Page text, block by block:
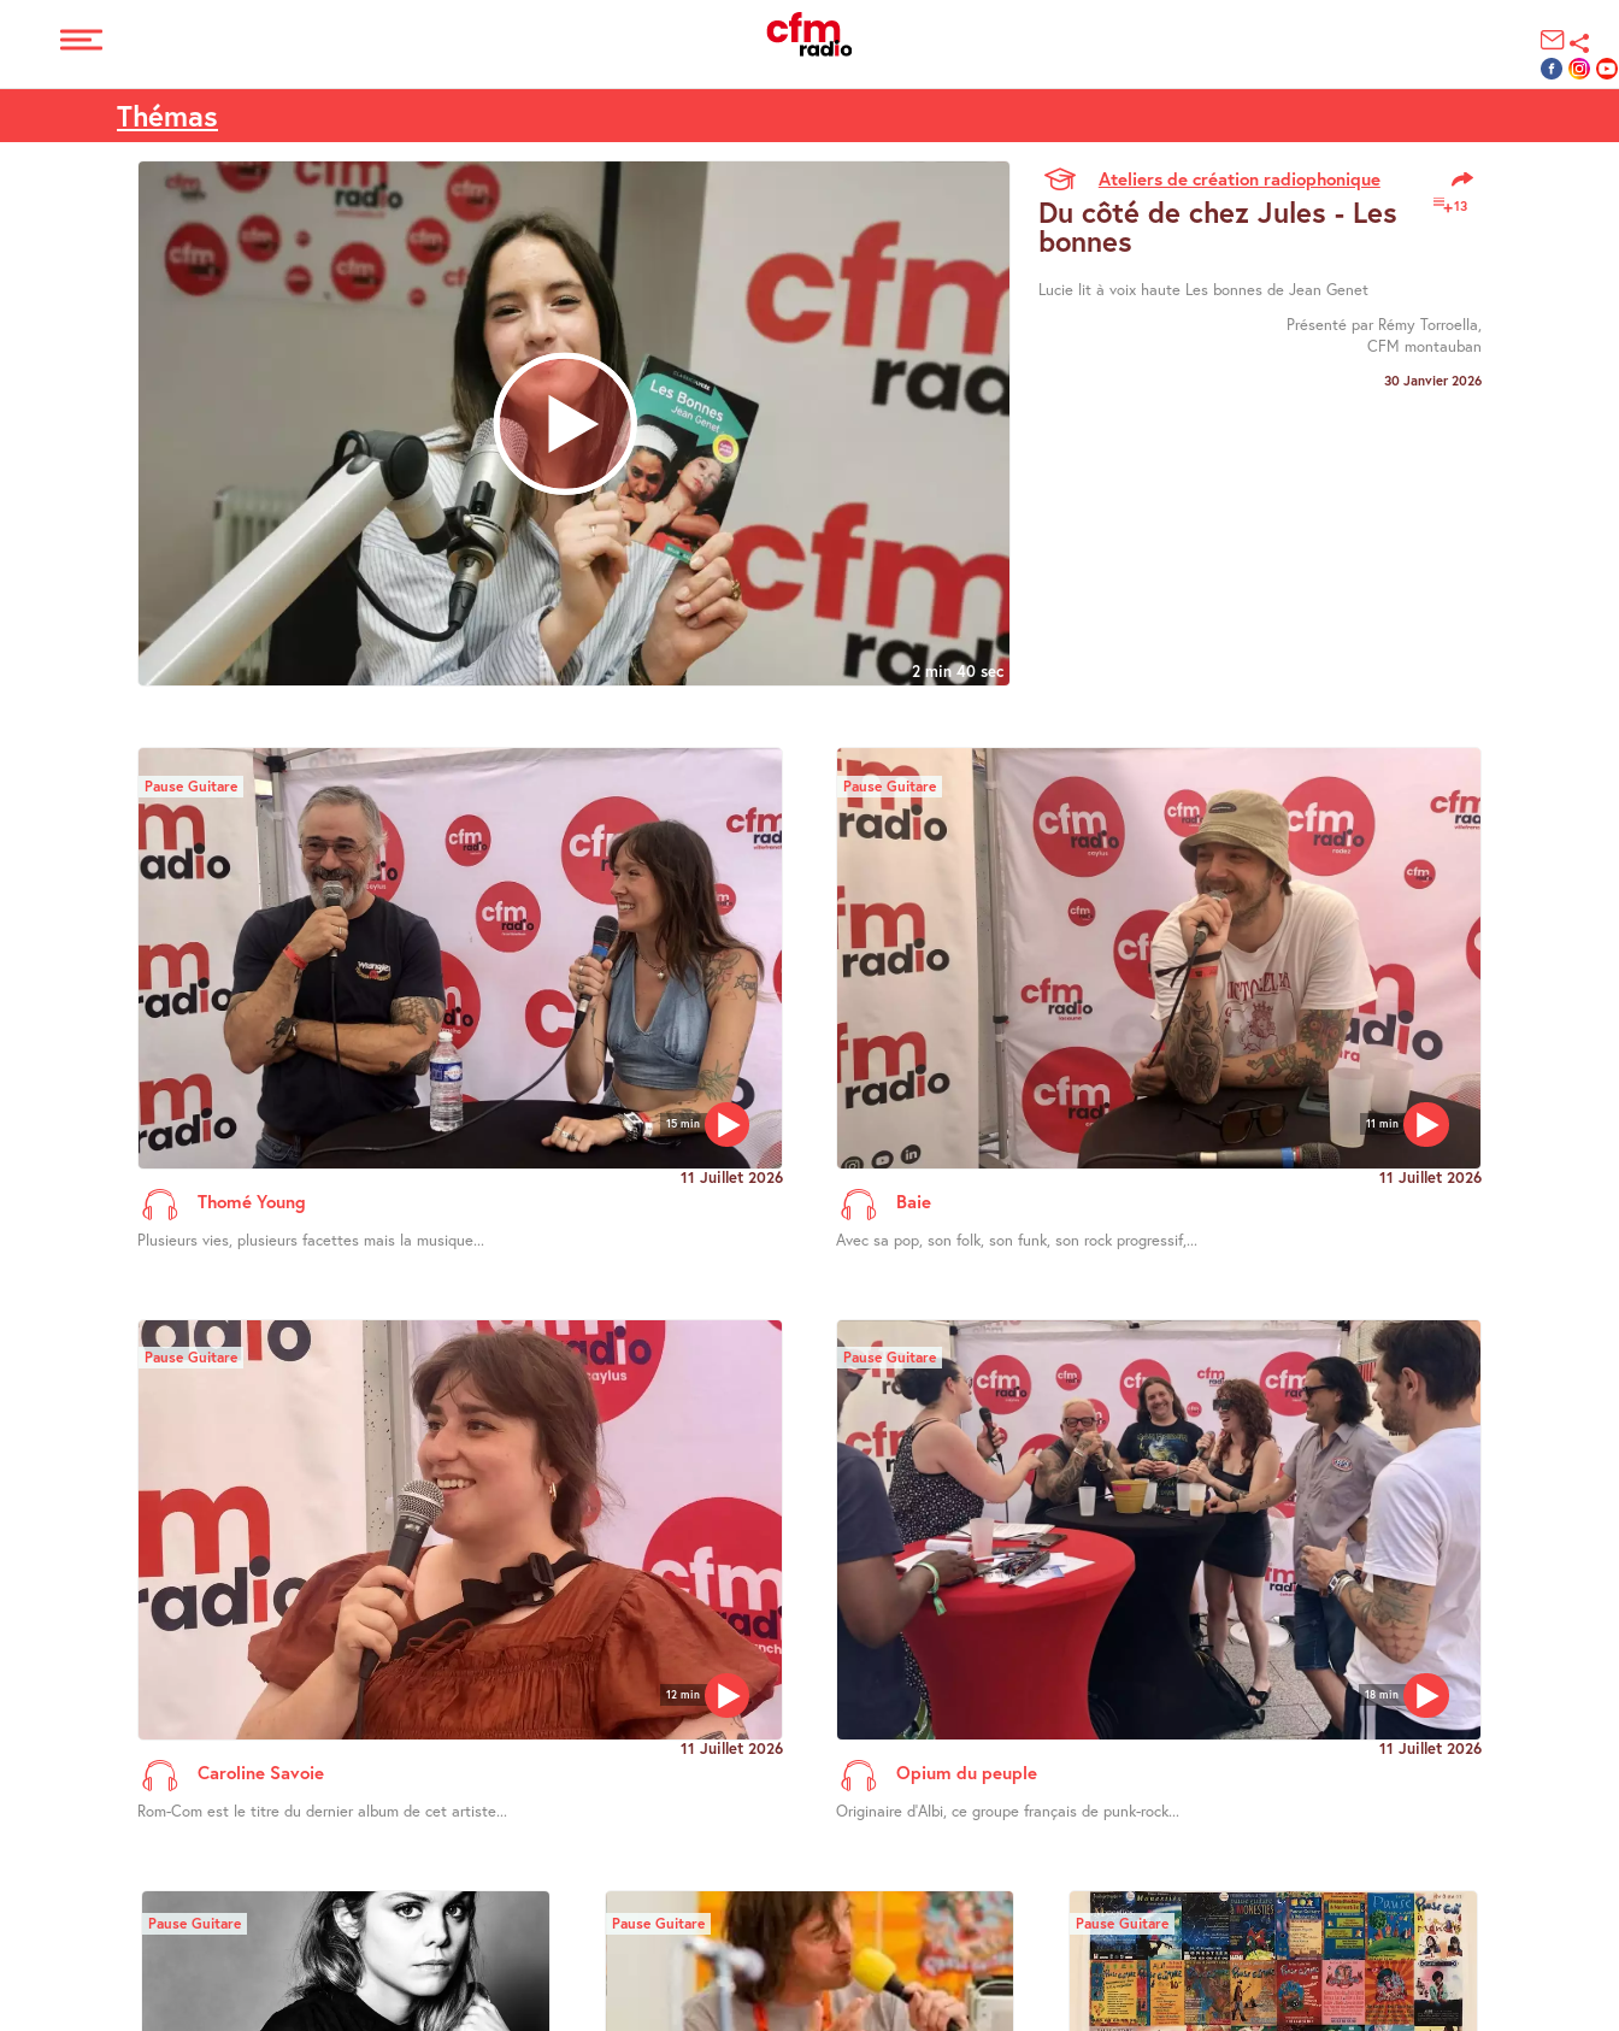
Thémas
2 min 40 sec
Ateliers de création radiophonique
13
Du côté de chez Jules - Les
bonnes
Lucie lit à voix haute Les bonnes de Jean Genet
Présenté par Rémy Torroella,
CFM montauban
30 Janvier 2026
15 min
Pause Guitare
11 Juillet 2026
Thomé Young
Plusieurs vies, plusieurs facettes mais la musique...
11 min
Pause Guitare
11 Juillet 2026
Baie
Avec sa pop, son folk, son funk, son rock progressif,...
12 min
Pause Guitare
11 Juillet 2026
Caroline Savoie
Rom-Com est le titre du dernier album de cet artiste...
18 min
Pause Guitare
11 Juillet 2026
Opium du peuple
Originaire d’Albi, ce groupe français de punk-rock...
Pause Guitare Pause Guitare Pause Guitare